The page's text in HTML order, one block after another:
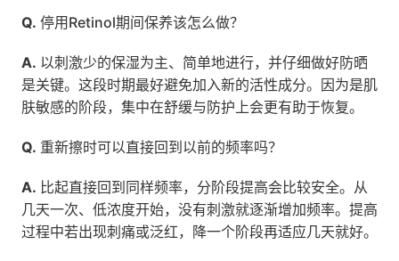
Q. 停用Retinol期间保养该怎么做？
A. 以刺激少的保湿为主、简单地进行，并仔细做好防晒
是关键。这段时期最好避免加入新的活性成分。因为是肌
肤敏感的阶段，集中在舒缓与防护上会更有助于恢复。
Q. 重新擦时可以直接回到以前的频率吗？
A. 比起直接回到同样频率，分阶段提高会比较安全。从
几天一次、低浓度开始，没有刺激就逐渐增加频率。提高
过程中若出现刺痛或泛红，降一个阶段再适应几天就好。